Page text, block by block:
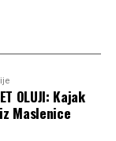
je zajedničko
još su
se
Perica.
u tim
OLUJI: Kajak
Maslenice